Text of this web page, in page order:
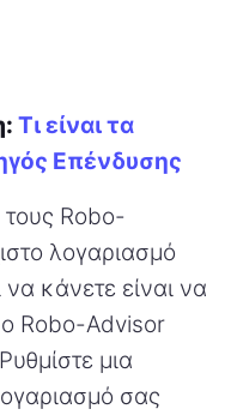
Τι είναι τα
Επένδυσης
τους Robo-
λογαριασμό
κάνετε είναι να
Robo-Advisor
μια
σας